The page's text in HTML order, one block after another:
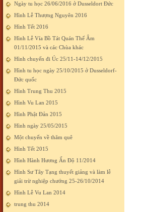
Ngày tu học 26/06/2016 ở Dusseldort Đức
Hình Lễ Thượng Nguyên 2016
Hình Tết 2016
Hình Lễ Vía Bồ Tát Quán Thế Âm
01/11/2015 và các Chùa khác
Hình chuyến đi Úc 25/11-14/12/2015
Hình tu học ngày 25/10/2015 ở Dusseldorf-
Đức quốc
Hình Trung Thu 2015
Hình Vu Lan 2015
Hình Phật Đản 2015
Hình ngày 25/05/2015
Một chuyến về thăm quê
Hình Tết 2015
Hình Hành Hương Ấn Độ 11/2014
Hình Sư Tây Tạng thuyết giảng và làm lễ
giải trừ nghiệp chướng 25-26/10/2014
Hình Lễ Vu Lan 2014
trung thu 2014